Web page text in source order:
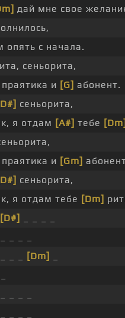
дай мне свое
с начала.
сеньорита,
и [G] абонент.
сеньорита,
я отдам [A#] тебе [Dm]
и [Gm]
сеньорита,
я отдам тебе [Dm]
[D#]
[Dm]